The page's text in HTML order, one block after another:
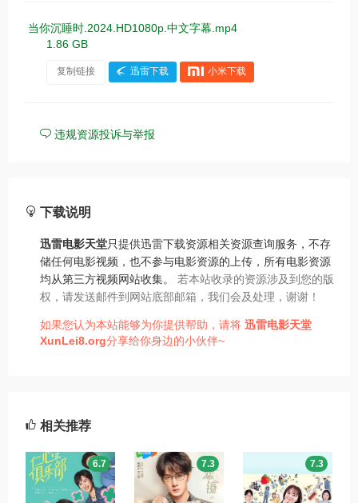
当你沉睡时.2024.HD1080p.中文字幕.mp4
1.86 GB
复制链接 迅雷下载 小米下载
违规资源投诉与举报
下载说明
迅雷电影天堂只提供迅雷下载资源相关资源查询服务，不存
储任何电影视频，也不参与电影资源的上传，所有电影资源
均从第三方视频网站收集。 若本站收录的资源涉及到您的版
权，请发送邮件到网站底部邮箱，我们会及处理，谢谢！
如果您认为本站能够为你提供帮助，请将 迅雷电影天堂
XunLei8.org分享给你身边的小伙伴~
相关推荐
6.7 7.3 7.3